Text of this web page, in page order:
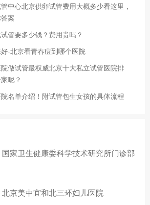
中心北京供卵试管费用大概多少看这里，
案
管要多少钱？费用贵吗？
-北京看青春痘到哪个医院
做试管最权威北京十大私立试管医院排
呢？
名单介绍！附试管包生女孩的具体流程
国家卫生健康委科学技术研究所门诊部
北京美中宜和北三环妇儿医院